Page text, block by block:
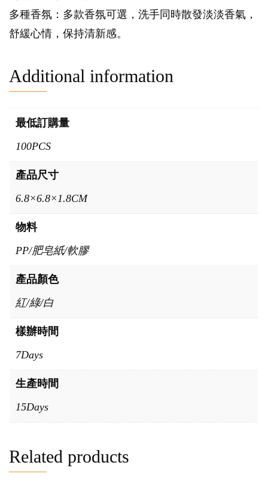
多種香氛：多款香氛可選，洗手同時散發淡淡香氣，
舒緩心情，保持清新感。
Additional information
最低訂購量
100PCS
產品尺寸
6.8×6.8×1.8CM
物料
PP/肥皂紙/軟膠
產品顏色
紅/綠/白
樣辦時間
7Days
生產時間
15Days
Related products